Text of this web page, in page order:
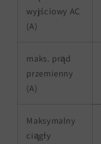
wyjściowy AC
(A)
maks. prąd
przemienny
(A)
Maksymalny
ciągły